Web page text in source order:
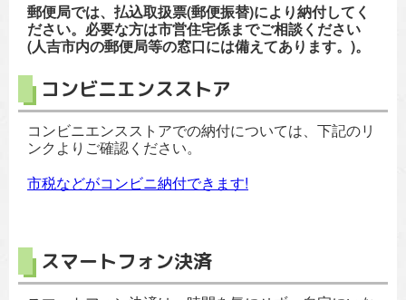
郵便局では、払込取扱票(郵便振替)により納付してく
ださい。必要な方は市営住宅係までご相談ください
(人吉市内の郵便局等の窓口には備えてあります。)。
コンビニエンスストア
コンビニエンスストアでの納付については、下記のリ
ンクよりご確認ください。
市税などがコンビニ納付できます!
スマートフォン決済